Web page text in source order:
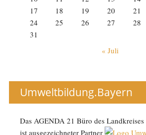
17
18 19 20 21
24
25 26 27 28
31
« Juli
Umweltbildung.Bayern
Das AGENDA 21 Büro des
ist ausgezeichneter Partner